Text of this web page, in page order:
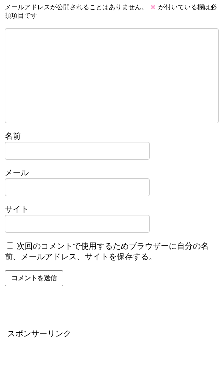
メールアドレスが公開されることはありません。 ※ が付いている欄は必
須項目です
名前
メール
サイト
次回のコメントで使用するためブラウザーに自分の名
前、メールアドレス、サイトを保存する。
スポンサーリンク